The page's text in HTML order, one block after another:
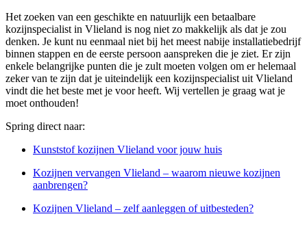
Het zoeken van een geschikte en natuurlijk een betaalbare
kozijnspecialist in Vlieland is nog niet zo makkelijk als dat je zou
denken. Je kunt nu eenmaal niet bij het meest nabije installatiebedrijf
binnen stappen en de eerste persoon aanspreken die je ziet. Er zijn
enkele belangrijke punten die je zult moeten volgen om er helemaal
zeker van te zijn dat je uiteindelijk een kozijnspecialist uit Vlieland
vindt die het beste met je voor heeft. Wij vertellen je graag wat je
moet onthouden!
Spring direct naar:
Kunststof kozijnen Vlieland voor jouw huis
Kozijnen vervangen Vlieland – waarom nieuwe kozijnen
aanbrengen?
Kozijnen Vlieland – zelf aanleggen of uitbesteden?